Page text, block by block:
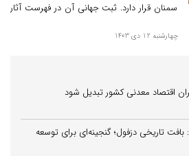
سمنان قرار دارد. ثبت جهانی آن در فهرست آثار
و فرهنگی است. اکنون ثبت «روز تاریخانه» در
اسلام محسوب می‌شود.
چهارشنبه 12 دی 1403
اقتصاد معدنی کشور تبدیل شود
تاریخی دزفول؛ گنجینه‌ای برای توسعه